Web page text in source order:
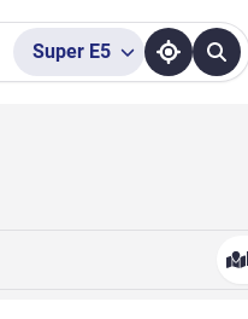
Super E5